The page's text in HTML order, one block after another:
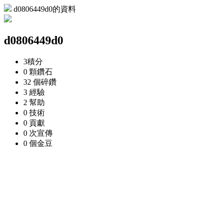
d0806449d0的資料
d0806449d0
3積分
0 顆鑽石
32 個碎鑽
3 經驗
2 幫助
0 技術
0 貢獻
0 次宣傳
0 個金豆